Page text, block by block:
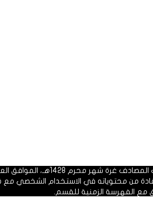
الموافق العشرون من شهر يناير 2007م.
من محتوياته في الاستخدام الشخصي مع
مع الفهرسة الزمنية للقسم.